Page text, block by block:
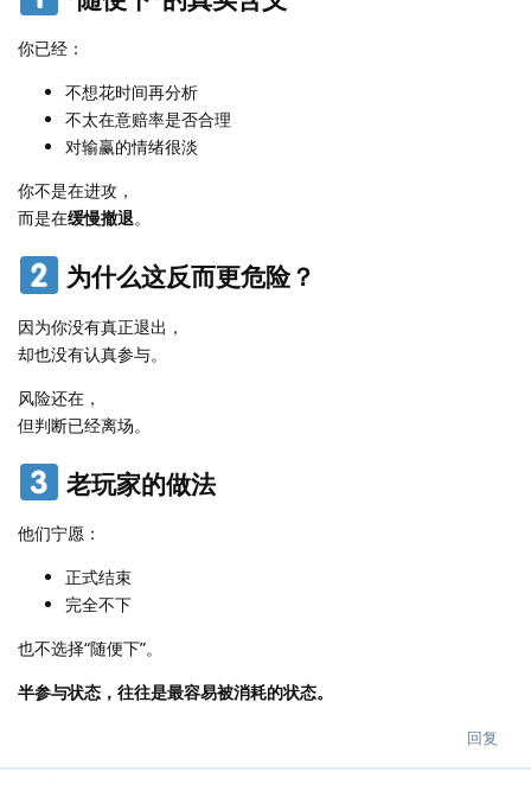
你已经：
不想花时间再分析
不太在意赔率是否合理
对输赢的情绪很淡
你不是在进攻，
而是在缓慢撤退。
为什么这反而更危险？
因为你没有真正退出，
却也没有认真参与。
风险还在，
但判断已经离场。
老玩家的做法
他们宁愿：
正式结束
完全不下
也不选择“随便下”。
半参与状态，往往是最容易被消耗的状态。
回复